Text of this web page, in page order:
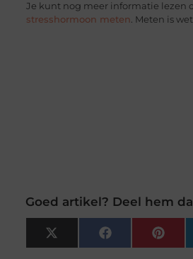
Je kunt nog meer informatie lezen
stresshormoon meten. Meten is
Goed artikel? Deel hem
X
(Twitter)
Facebook